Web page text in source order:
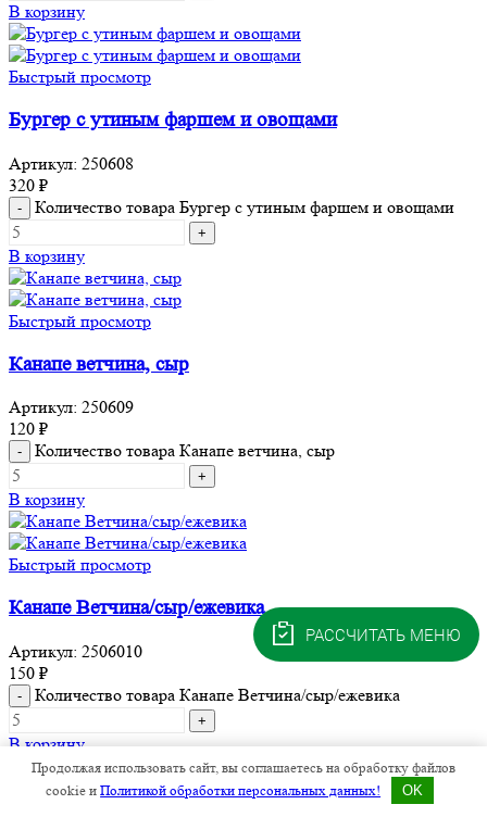
В корзину
Быстрый просмотр
Бургер с утиным фаршем и овощами
Артикул: 250608
320 ₽
Количество товара Бургер с утиным фаршем и овощами
В корзину
Быстрый просмотр
Канапе ветчина, сыр
Артикул: 250609
120 ₽
Количество товара Канапе ветчина, сыр
В корзину
Быстрый просмотр
Канапе Ветчина/сыр/ежевика
Артикул: 2506010
150 ₽
Количество товара Канапе Ветчина/сыр/ежевика
В корзину
Продолжая использовать сайт, вы соглашаетесь на обработку файлов
cookie иПолитикой обработки персональных данных! OK
РАССЧИТАТЬ МЕНЮ